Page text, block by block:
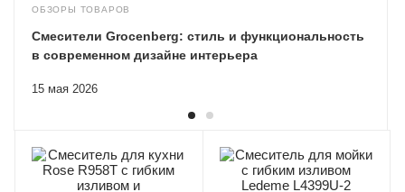
ОБЗОРЫ ТОВАРОВ
15 мая 2026
Смесители Grocenberg: стиль и функциональность
в современном дизайне интерьера